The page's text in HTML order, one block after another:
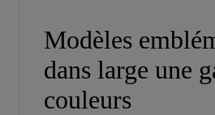
Modèles
dans large une
couleurs